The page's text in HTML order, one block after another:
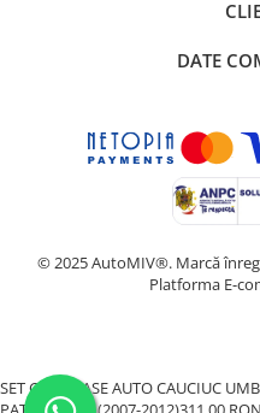
DATE
© 2025 AutoMIV®. Marcă
Platforma E-
SET COVORASE AUTO CAUCIUC